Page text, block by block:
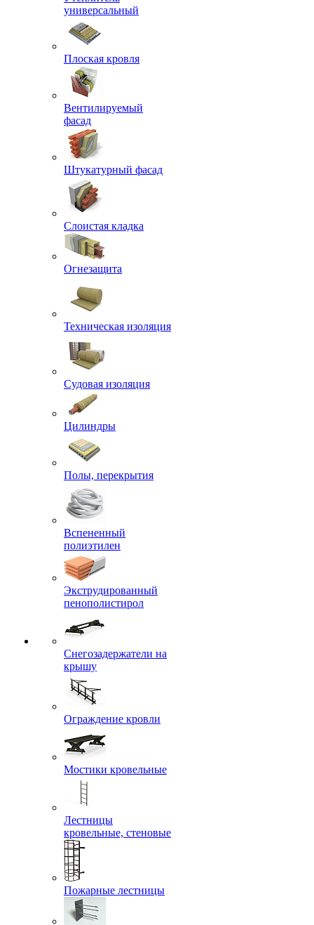
универсальный
Плоская кровля
Вентилируемый
фасад
Штукатурный фасад
Слоистая кладка
Огнезащита
Техническая изоляция
Судовая изоляция
Цилиндры
Полы, перекрытия
Вспененный
полиэтилен
Экструдированный
пенополистирол
Снегозадержатели на
крышу
Ограждение кровли
Мостики кровельные
Лестницы
кровельные, стеновые
Пожарные лестницы